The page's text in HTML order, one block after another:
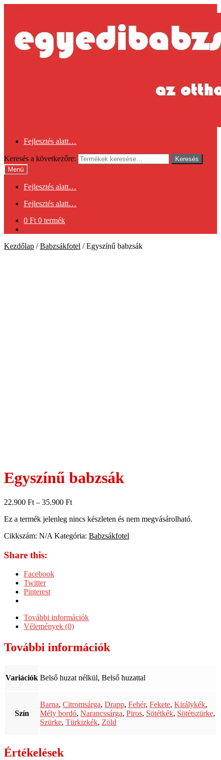
Fejlesztés alatt…
Keresés a következőre:
Keresés
Menü
Fejlesztés alatt…
Fejlesztés alatt…
0 Ft 0 termék
Kezdőlap /Babzsákfotel /Egyszínű babzsák
Egyszínű babzsák
22.900 Ft – 35.900 Ft
Ez a termék jelenleg nincs készleten és nem megvásárolható.
Cikkszám: N/A Kategória: Babzsákfotel
Share this:
Facebook
Twitter
Pinterest
További információk
Vélemények (0)
További információk
Variációk Belső huzat nélkül, Belső huzattal
Szín
Barna, Citromsárga, Drapp, Fehér, Fekete, Királykék,
Mély bordó, Narancssárga, Piros, Sötétkék, Sötétszürke,
Szürke, Türkizkék, Zöld
Értékelések